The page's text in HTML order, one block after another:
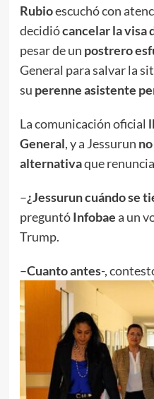
Rubioescuchó con
decidiócancelar la visa
pesar de un postrero
General para salvar la
su perenne asistente
La comunicación oficial
General, y a Jessurun
alternativaque
–¿Jessurun cuándo se
preguntóInfobaea un
Trump.
–Cuanto antes-,